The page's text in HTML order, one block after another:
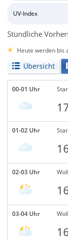
UV-Index
Stündliche
Heute werden bis
Übersicht
00-01 Uhr
01-02 Uhr
02-03 Uhr
03-04 Uhr